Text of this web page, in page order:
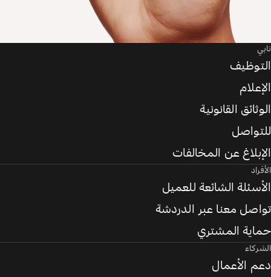
تابي
التوظيف
الإعلام
الوثائق القانونية
للتواصل
الإبلاغ عن المخالفات
الأفراد
الأسئلة الشائعة للعميل
تواصل معنا عبر الدردشة
حماية المشتري
الشركاء
دعم الأعمال